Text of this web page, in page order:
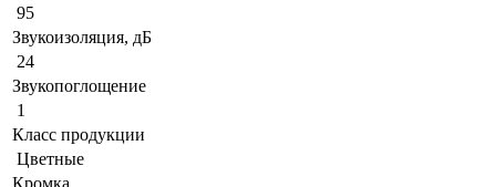
95
Звукоизоляция, дБ
24
Звукопоглощение
1
Класс продукции
Цветные